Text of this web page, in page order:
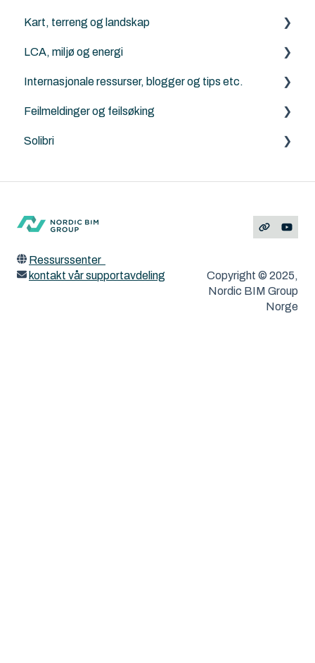
Rhino - Grasshopper
Solibri
Archicad
Kart, terreng og landskap
Generelt om terreng, kart og Mesh-verktøyet
ArchiTerra
Norkart
Land4
LCA, miljø og energi
Energievaluering
DesignLCA
Internasjonale ressurser, blogger og tips etc.
Graphisoft
Feilmeldinger og feilsøking
Archicad
MacOS og Windows
ArchiFrame
Solibri
Ressurssenter
kontakt vår supportavdeling
Copyright © 2025,
Nordic BIM Group
Norge